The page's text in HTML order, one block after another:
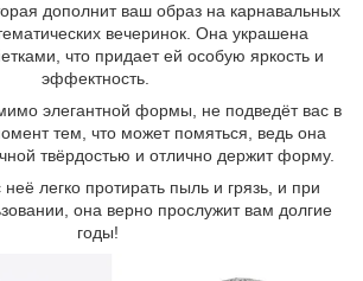
дополнит ваш образ на карнавальных
вечеринок. Она украшена
что придает ей особую яркость и
эффектность.
элегантной формы, не подведёт вас в
тем, что может помяться, ведь она
твёрдостью и отлично держит форму.
легко протирать пыль и грязь, и при
она верно прослужит вам долгие
годы!